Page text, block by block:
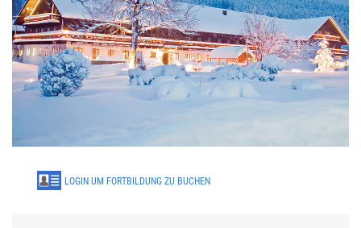
LOGIN UM FORTBILDUNG ZU BUCHEN